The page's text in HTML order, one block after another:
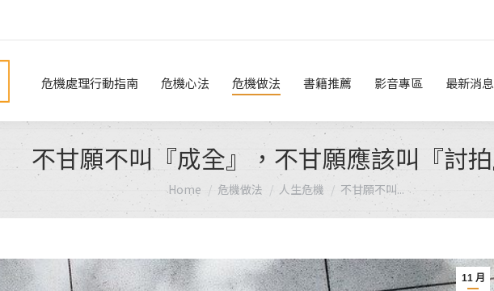
危機處理行動指南 危機心法 危機做法 書籍推薦 影音專區 最新消息
不甘願不叫『成全』，不甘願應該叫『討拍
You are here:
Home 危機做法 人生危機 不甘願不叫...
11 月